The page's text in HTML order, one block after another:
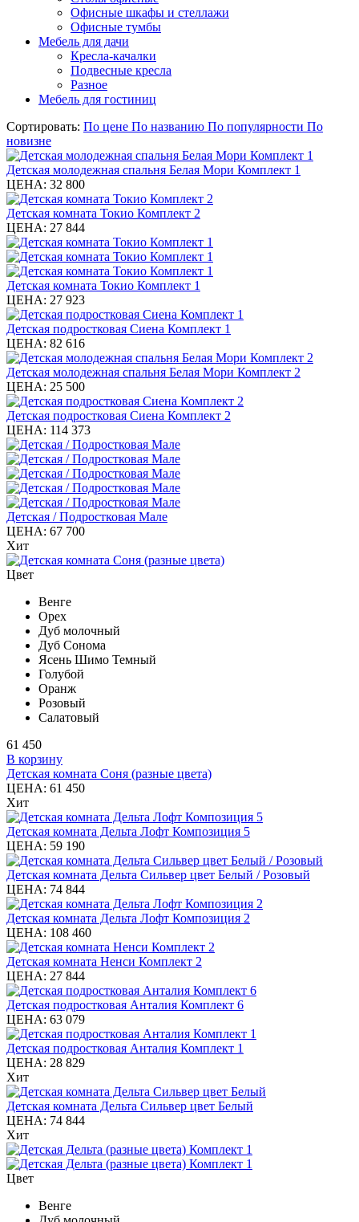
Офисные шкафы и стеллажи
Офисные тумбы
Мебель для дачи
Кресла-качалки
Подвесные кресла
Разное
Мебель для гостиниц
Сортировать: По цене По названию По популярности По
новизне
Детская молодежная спальня Белая Мори Комплект 1
ЦЕНА: 32 800
Детская комната Токио Комплект 2
ЦЕНА: 27 844
Детская комната Токио Комплект 1
ЦЕНА: 27 923
Детская подростковая Сиена Комплект 1
ЦЕНА: 82 616
Детская молодежная спальня Белая Мори Комплект 2
ЦЕНА: 25 500
Детская подростковая Сиена Комплект 2
ЦЕНА: 114 373
Детская / Подростковая Мале
ЦЕНА: 67 700
Хит
Цвет
Венге
Орех
Дуб молочный
Дуб Сонома
Ясень Шимо Темный
Голубой
Оранж
Розовый
Салатовый
61 450
В корзину
Детская комната Соня (разные цвета)
ЦЕНА: 61 450
Хит
Детская комната Дельта Лофт Композиция 5
ЦЕНА: 59 190
Детская комната Дельта Сильвер цвет Белый / Розовый
ЦЕНА: 74 844
Детская комната Дельта Лофт Композиция 2
ЦЕНА: 108 460
Детская комната Ненси Комплект 2
ЦЕНА: 27 844
Детская подростковая Анталия Комплект 6
ЦЕНА: 63 079
Детская подростковая Анталия Комплект 1
ЦЕНА: 28 829
Хит
Детская комната Дельта Сильвер цвет Белый
ЦЕНА: 74 844
Хит
Цвет
Венге